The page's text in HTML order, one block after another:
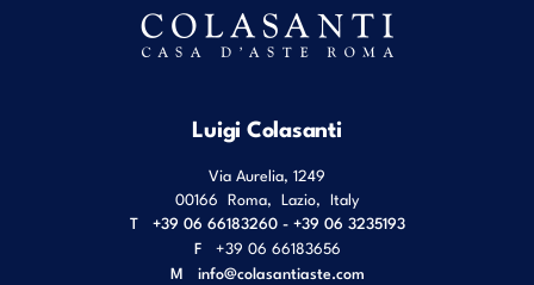
Luigi Colasanti
Via Aurelia, 1249
00166 Roma Lazio Italy
T
+39 06 66183260 - +39 06 3235193
F
+39 06 66183656
M info@colasantiaste.com